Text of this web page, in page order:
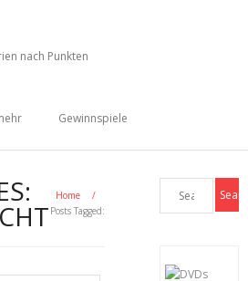
nach Punkten
Gewinnspiele
Home
/
Posts Tagged: